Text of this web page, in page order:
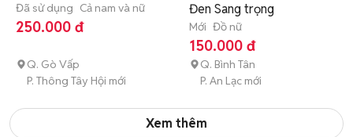
Đã sử dụng Cả nam và nữ
250.000 đ
Q. Gò Vấp
P. Thông Tây Hội mới
Đen Sang trọng
Mới Đồ nữ
150.000 đ
Q. Bình Tân
P. An Lạc mới
Xem thêm